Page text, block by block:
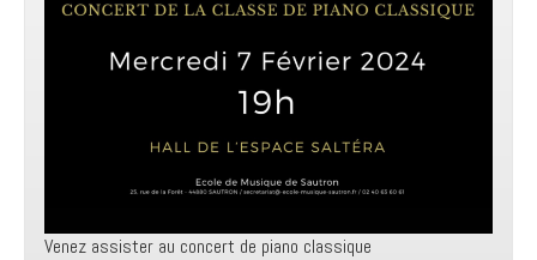
Venez assister au concert de piano classique